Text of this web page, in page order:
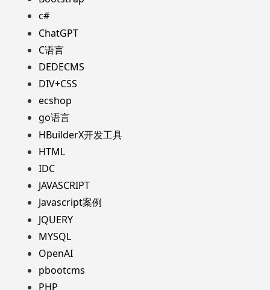
c#
ChatGPT
C语言
DEDECMS
DIV+CSS
ecshop
go语言
HBuilderX开发工具
HTML
IDC
JAVASCRIPT
Javascript案例
JQUERY
MYSQL
OpenAI
pbootcms
PHP